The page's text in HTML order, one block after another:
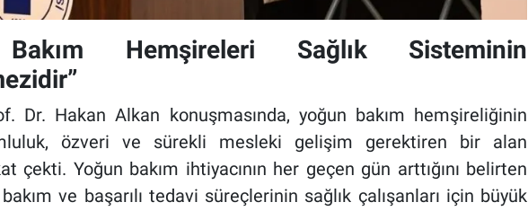
Hemşireleri Sağlık Sisteminin
Dr. Hakan Alkan konuşmasında, yoğun bakım hemşireliğinin
özveri ve sürekli mesleki gelişim gerektiren bir alan
çekti. Yoğun bakım ihtiyacının her geçen gün arttığını belirten
ve başarılı tedavi süreçlerinin sağlık çalışanları için büyük